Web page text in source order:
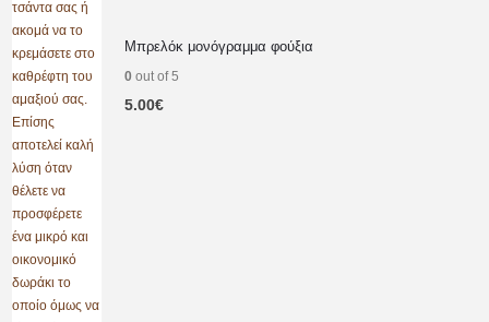
Μπρελόκ μονόγραμμα φούξια
0 out of 5
5.00€